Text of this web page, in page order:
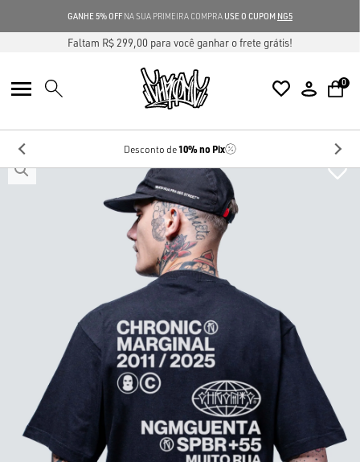
GANHE 5% OFFNA SUA PRIMEIRA COMPRA USE O CUPOM NG5
Faltam R$ 299,00 para você ganhar o frete grátis!
0
Desconto de10%no Pix